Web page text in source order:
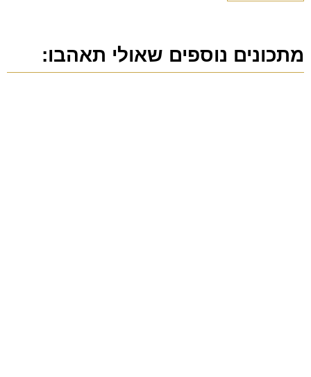
מתכונים נוספים שאולי תאהבו: